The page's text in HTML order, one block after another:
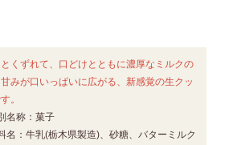
くずれて、口どけとともに濃厚なミルクの
みが口いっぱいに広がる、新感覚の生クッ
。
名称：菓子
名：牛乳(栃木県製造)、砂糖、バターミルク